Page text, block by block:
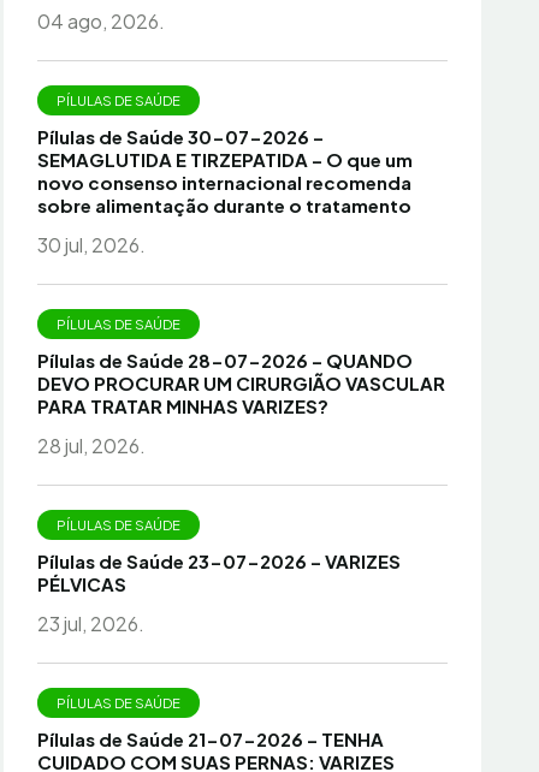
04 ago, 2026.
PÍLULAS DE SAÚDE
Pílulas de Saúde 30-07-2026 –
SEMAGLUTIDA E TIRZEPATIDA – O que um
novo consenso internacional recomenda
sobre alimentação durante o tratamento
30 jul, 2026.
PÍLULAS DE SAÚDE
Pílulas de Saúde 28-07-2026 – QUANDO
DEVO PROCURAR UM CIRURGIÃO VASCULAR
PARA TRATAR MINHAS VARIZES?
28 jul, 2026.
PÍLULAS DE SAÚDE
Pílulas de Saúde 23-07-2026 – VARIZES
PÉLVICAS
23 jul, 2026.
PÍLULAS DE SAÚDE
Pílulas de Saúde 21-07-2026 – TENHA
CUIDADO COM SUAS PERNAS: VARIZES